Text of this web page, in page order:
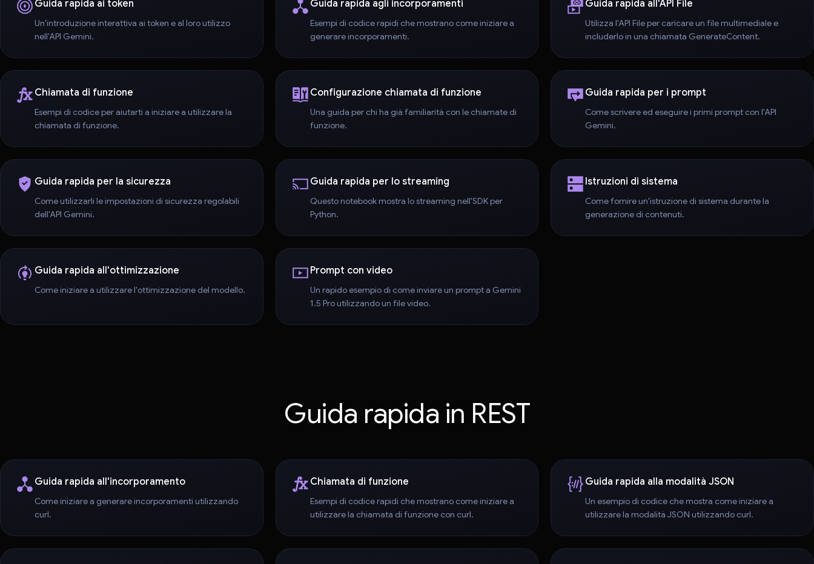
Guida rapida ai token
Un'introduzione interattiva ai token e al loro utilizzo
nell'API Gemini.
Guida rapida agli incorporamenti
Esempi di codice rapidi che mostrano come iniziare a
generare incorporamenti.
Guida rapida all'API File
Utilizza l'API File per caricare un file multimediale e
includerlo in una chiamata GenerateContent.
Chiamata di funzione
Esempi di codice per aiutarti a iniziare a utilizzare la
chiamata di funzione.
Configurazione chiamata di funzione
Una guida per chi ha già familiarità con le chiamate di
funzione.
Guida rapida per i prompt
Come scrivere ed eseguire i primi prompt con l'API
Gemini.
Guida rapida per la sicurezza
Come utilizzarli le impostazioni di sicurezza regolabili
dell'API Gemini.
Guida rapida per lo streaming
Questo notebook mostra lo streaming nell'SDK per
Python.
Istruzioni di sistema
Come fornire un'istruzione di sistema durante la
generazione di contenuti.
Guida rapida all'ottimizzazione
Come iniziare a utilizzare l'ottimizzazione del modello.
Prompt con video
Un rapido esempio di come inviare un prompt a Gemini
1.5 Pro utilizzando un file video.
Guida rapida in REST
Guida rapida all'incorporamento
Come iniziare a generare incorporamenti utilizzando
curl.
Chiamata di funzione
Esempi di codice rapidi che mostrano come iniziare a
utilizzare la chiamata di funzione con curl.
Guida rapida alla modalità JSON
Un esempio di codice che mostra come iniziare a
utilizzare la modalità JSON utilizzando curl.